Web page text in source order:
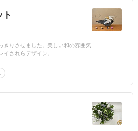
ト
きりさせました。美しい和の雰囲気
されらデザイン。